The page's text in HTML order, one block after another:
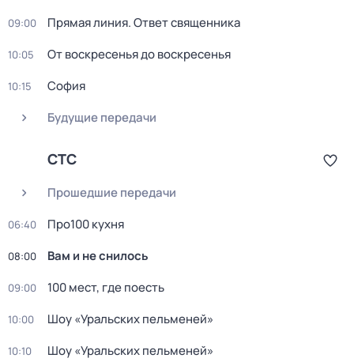
09:00 Прямая линия. Ответ священника
10:05 От воскресенья до воскресенья
10:15
София
Будущие передачи
СТС
Прошедшие передачи
06:40 Пpo100 кухня
08:00 Вам и не снилось
09:00 100 мест, где поесть
10:00 Шоy «Уральских пeльменей»
10:10 Шоy «Уральских пeльменей»